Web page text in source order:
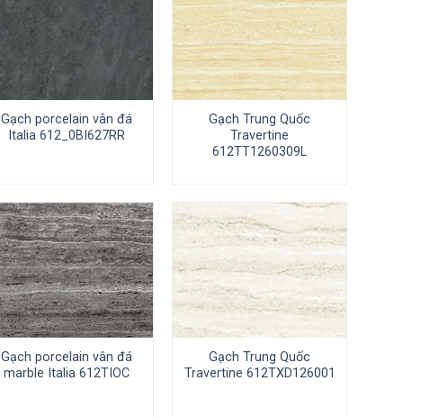
Gạch porcelain vân đá
Italia 612_0BI627RR
Gạch Trung Quốc
Travertine
612TT1260309L
Gạch porcelain vân đá
marble Italia 612TIOC
Gạch Trung Quốc
Travertine 612TXD126001